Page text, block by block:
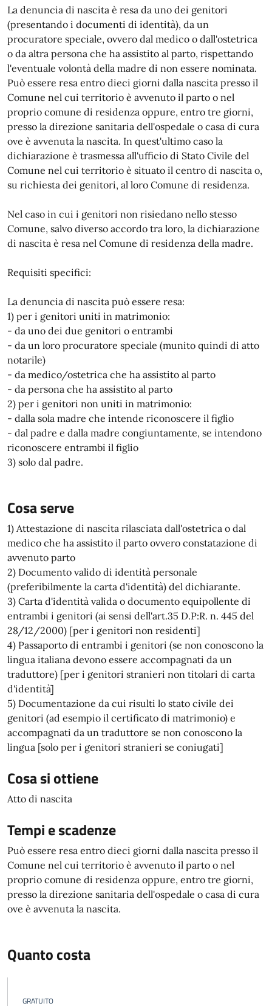
La denuncia di nascita è resa da uno dei genitori
(presentando i documenti di identità), da un
procuratore speciale, ovvero dal medico o dall'ostetrica
o da altra persona che ha assistito al parto, rispettando
l'eventuale volontà della madre di non essere nominata.
Può essere resa entro dieci giorni dalla nascita presso il
Comune nel cui territorio è avvenuto il parto o nel
proprio comune di residenza oppure, entro tre giorni,
presso la direzione sanitaria dell'ospedale o casa di cura
ove è avvenuta la nascita. In quest'ultimo caso la
dichiarazione è trasmessa all'ufficio di Stato Civile del
Comune nel cui territorio è situato il centro di nascita o,
su richiesta dei genitori, al loro Comune di residenza.
Nel caso in cui i genitori non risiedano nello stesso
Comune, salvo diverso accordo tra loro, la dichiarazione
di nascita è resa nel Comune di residenza della madre.
Requisiti specifici:
La denuncia di nascita può essere resa:
1) per i genitori uniti in matrimonio:
- da uno dei due genitori o entrambi
- da un loro procuratore speciale (munito quindi di atto
notarile)
- da medico/ostetrica che ha assistito al parto
- da persona che ha assistito al parto
2) per i genitori non uniti in matrimonio:
- dalla sola madre che intende riconoscere il figlio
- dal padre e dalla madre congiuntamente, se intendono
riconoscere entrambi il figlio
3) solo dal padre.
Cosa serve
1) Attestazione di nascita rilasciata dall'ostetrica o dal
medico che ha assistito il parto ovvero constatazione di
avvenuto parto
2) Documento valido di identità personale
(preferibilmente la carta d'identità) del dichiarante.
3) Carta d'identità valida o documento equipollente di
entrambi i genitori (ai sensi dell'art.35 D.P:R. n. 445 del
28/12/2000) [per i genitori non residenti]
4) Passaporto di entrambi i genitori (se non conoscono la
lingua italiana devono essere accompagnati da un
traduttore) [per i genitori stranieri non titolari di carta
d'identità]
5) Documentazione da cui risulti lo stato civile dei
genitori (ad esempio il certificato di matrimonio) e
accompagnati da un traduttore se non conoscono la
lingua [solo per i genitori stranieri se coniugati]
Cosa si ottiene
Atto di nascita
Tempi e scadenze
Può essere resa entro dieci giorni dalla nascita presso il
Comune nel cui territorio è avvenuto il parto o nel
proprio comune di residenza oppure, entro tre giorni,
presso la direzione sanitaria dell'ospedale o casa di cura
ove è avvenuta la nascita.
Quanto costa
GRATUITO